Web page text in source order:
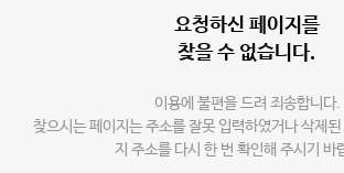
요청하신 페이지를
찾을 수 없습니다.
이용에 불편을 드려 죄송합니다.
찾으시는 페이지는 주소를 잘못 입력하였거나 삭제된
지 주소를 다시 한 번 확인해 주시기 바